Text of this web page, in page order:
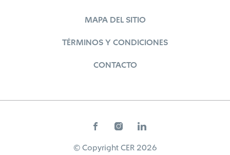
MAPA DEL SITIO
TÉRMINOS Y CONDICIONES
CONTACTO
© Copyright CER 2026